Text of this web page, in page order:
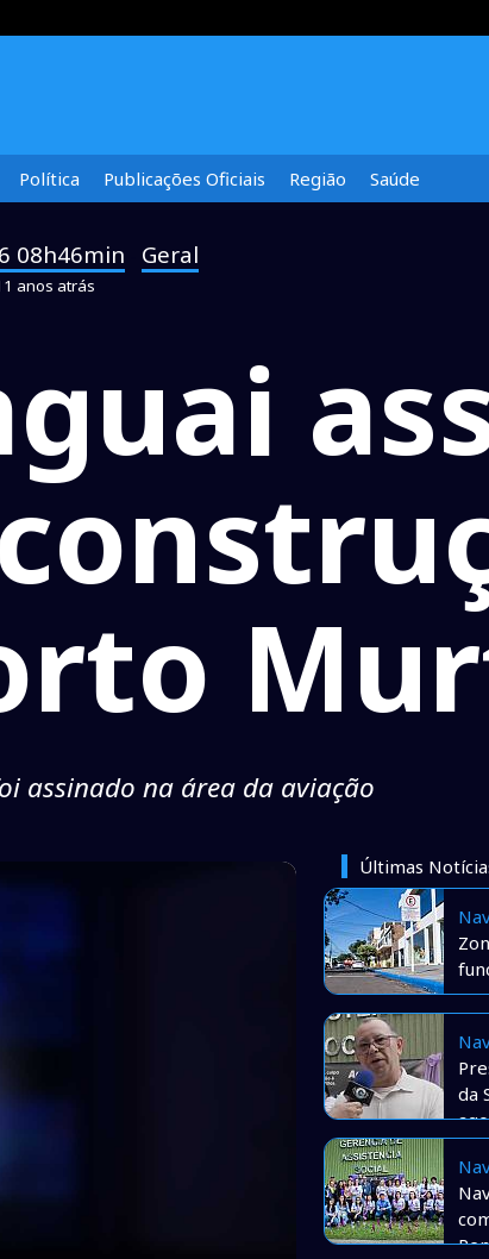
Política Publicações Oficiais Região Saúde
08h46min Geral
anos atrás
assinado na área da aviação
Últimas
da